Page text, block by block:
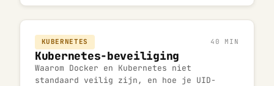
KUBERNETES 40 MIN
Kubernetes-beveiliging
Waarom Docker en Kubernetes niet
standaard veilig zijn, en hoe je UID-